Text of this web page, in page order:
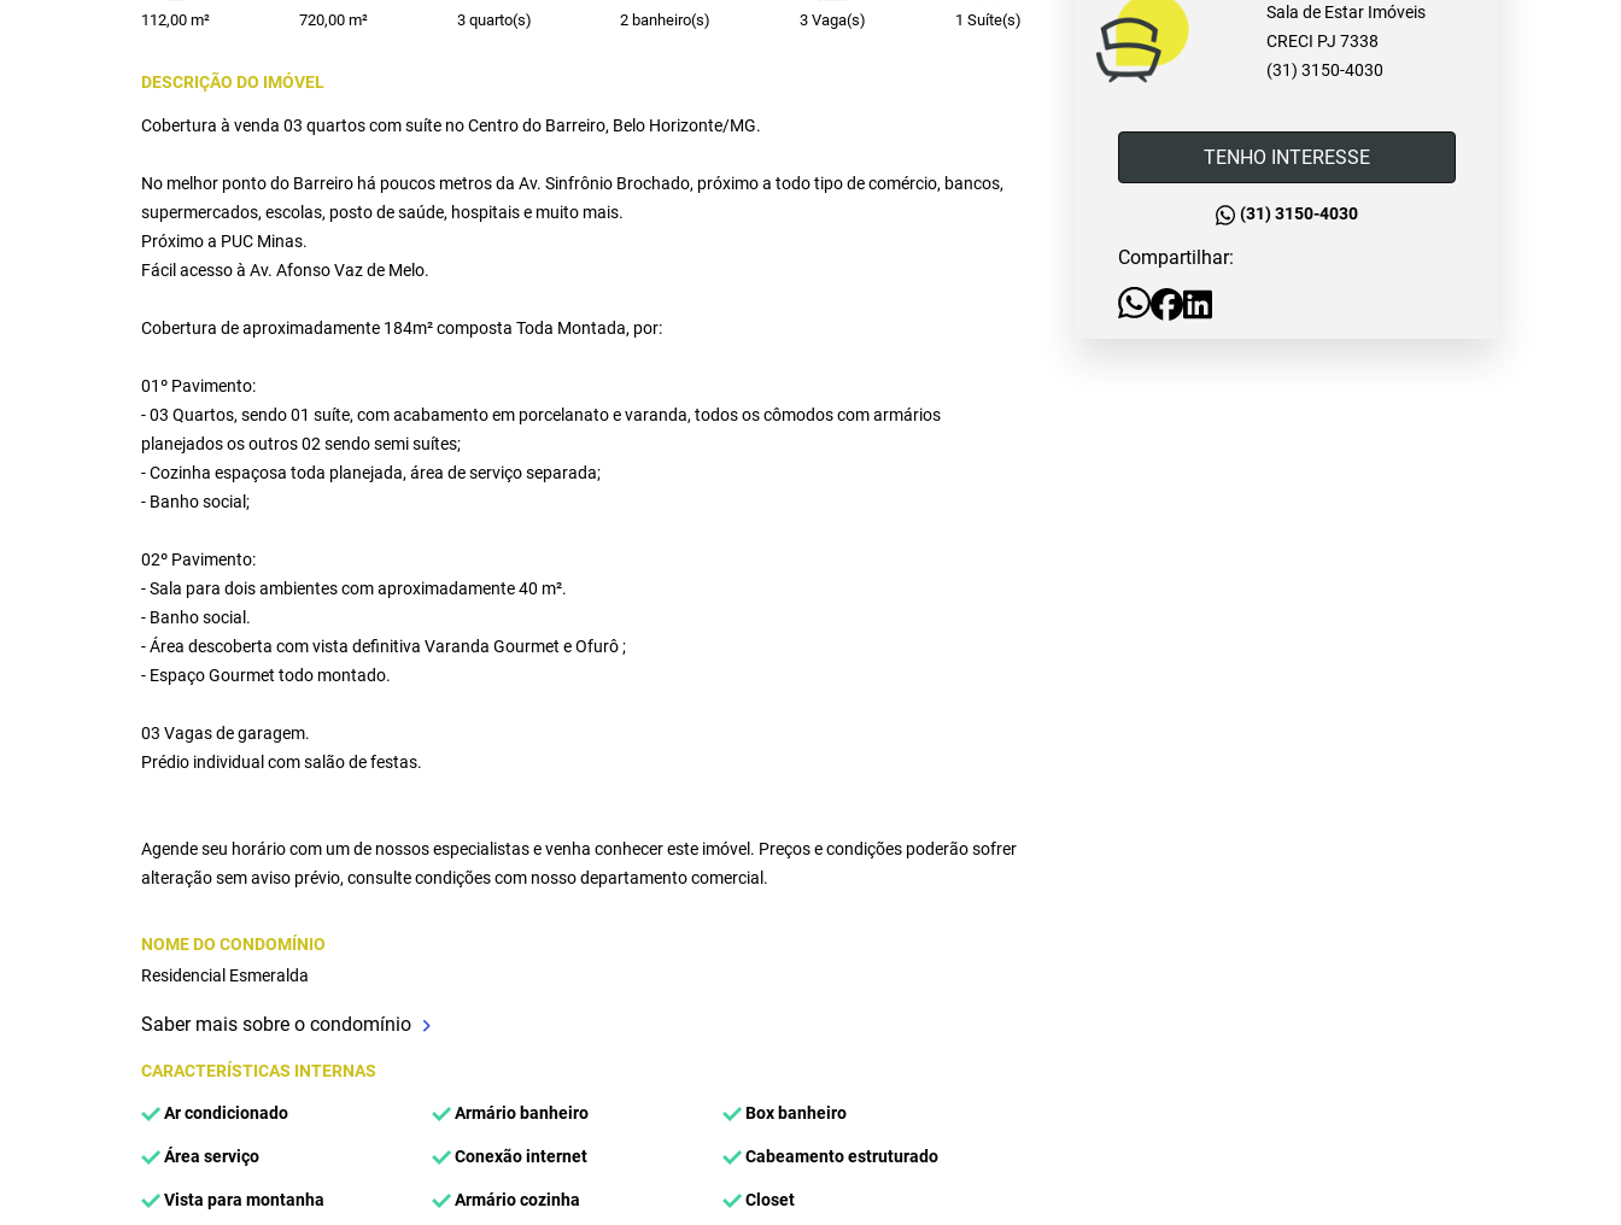
112,00 m² 720,00 m² 3 quarto(s) 2 banheiro(s) 3 Vaga(s) 1 Suíte(s)
DESCRIÇÃO DO IMÓVEL
Cobertura à venda 03 quartos com suíte no Centro do Barreiro, Belo Horizonte/MG.
No melhor ponto do Barreiro há poucos metros da Av. Sinfrônio Brochado, próximo a todo tipo de comércio, bancos,
supermercados, escolas, posto de saúde, hospitais e muito mais.
Próximo a PUC Minas.
Fácil acesso à Av. Afonso Vaz de Melo.
Cobertura de aproximadamente 184m² composta Toda Montada, por:
01º Pavimento:
- 03 Quartos, sendo 01 suíte, com acabamento em porcelanato e varanda, todos os cômodos com armários
planejados os outros 02 sendo semi suítes;
- Cozinha espaçosa toda planejada, área de serviço separada;
- Banho social;
02º Pavimento:
- Sala para dois ambientes com aproximadamente 40 m².
- Banho social.
- Área descoberta com vista definitiva Varanda Gourmet e Ofurô ;
- Espaço Gourmet todo montado.
03 Vagas de garagem.
Prédio individual com salão de festas.
Agende seu horário com um de nossos especialistas e venha conhecer este imóvel. Preços e condições poderão sofrer
alteração sem aviso prévio, consulte condições com nosso departamento comercial.
NOME DO CONDOMÍNIO
Residencial Esmeralda
Saber mais sobre o condomínio
CARACTERÍSTICAS INTERNAS
Ar condicionado Armário banheiro Box banheiro
Área serviço Conexão internet Cabeamento estruturado
Vista para montanha Armário cozinha Closet
Sala de Estar Imóveis
CRECI PJ 7338
(31) 3150-4030
TENHO INTERESSE
(31) 3150-4030
Compartilhar: